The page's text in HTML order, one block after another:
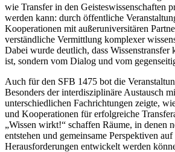
wie Transfer in den Geisteswissenschaften
werden kann: durch öffentliche
Kooperationen mit außeruniversitären
verständliche Vermittlung komplexer
Dabei wurde deutlich, dass Wissenstransfer
ist, sondern vom Dialog und vom
Auch für den SFB 1475 bot die
Besonders der interdisziplinäre Austausch
unterschiedlichen Fachrichtungen zeigte,
und Kooperationen für erfolgreiche
„Wissen wirkt!“ schaffen Räume, in denen
entstehen und gemeinsame Perspektiven
Herausforderungen entwickelt werden